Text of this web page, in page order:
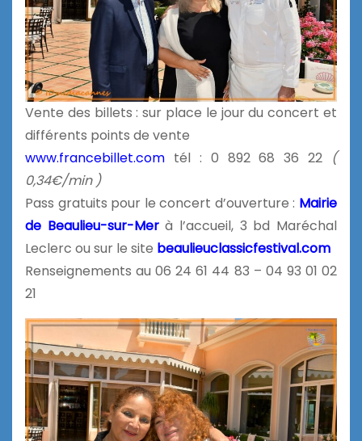
Vente des billets : sur place le jour du concert et
différents points de vente
www.francebillet.com tél : 0 892 68 36 22 (
0,34€/min )
Pass gratuits pour le concert d’ouverture : Mairie
de Beaulieu-sur-Merà l’accueil, 3 bd Maréchal
Leclerc ou sur le site beaulieuclassicfestival.com
Renseignements au 06 24 61 44 83 – 04 93 01 02
21